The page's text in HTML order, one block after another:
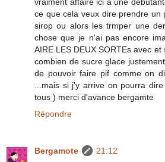
vraiment affaire ici à une
ce que cela veux dire prendre un
sirop ou alors les trmper une
chose que je n'ai pas encore
AIRE LES DEUX SORTEs avec
combien de sucre glace
de pouvoir faire pif comme on
...mais si j'y arrive on pourra
tous ) merci d'avance bergamte
Répondre
Bergamote
21:12